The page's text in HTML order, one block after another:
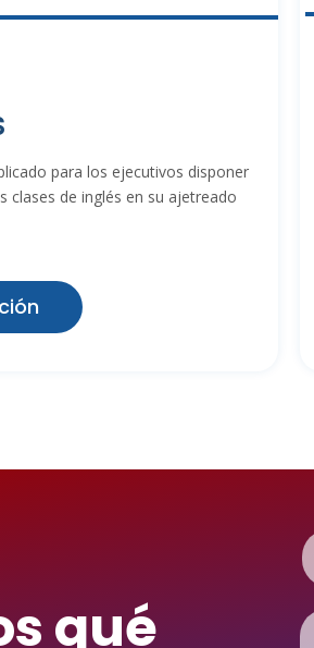
para los ejecutivos disponer
clases de inglés en su ajetreado
qué